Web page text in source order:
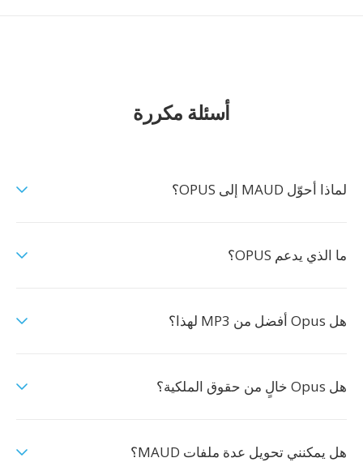
أسئلة مكررة
لماذا أحوّل MAUD إلى OPUS؟
ما الذي يدعم OPUS؟
هل Opus أفضل من MP3 لهذا؟
هل Opus خالٍ من حقوق الملكية؟
هل يمكنني تحويل عدة ملفات MAUD؟